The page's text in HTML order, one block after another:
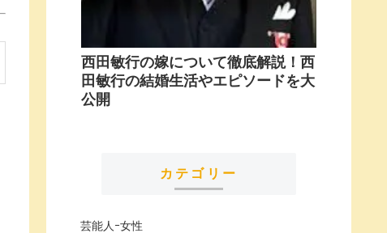
西田敏行の嫁について徹底解説！西
田敏行の結婚生活やエピソードを大
公開
カテゴリー
芸能人ｰ女性